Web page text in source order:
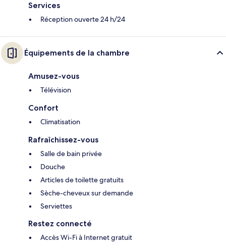
Services
Réception ouverte 24 h/24
Équipements de la chambre
Amusez-vous
Télévision
Confort
Climatisation
Rafraîchissez-vous
Salle de bain privée
Douche
Articles de toilette gratuits
Sèche-cheveux sur demande
Serviettes
Restez connecté
Accès Wi-Fi à Internet gratuit